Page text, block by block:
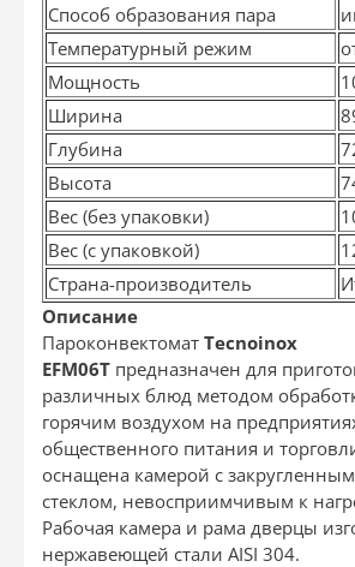
Способ образования пара
Температурный режим
Мощность
Ширина
Глубина
Высота
Вес (без упаковки)
Вес (с упаковкой)
Страна-производитель
Описание
Пароконвектомат Tecnoinox
EFM06T предназначен для
различных блюд методом
горячим воздухом на
общественного питания и
оснащена камерой с
стеклом, невосприимчивым к
Рабочая камера и рама дверцы
нержавеющей стали AISI 304.